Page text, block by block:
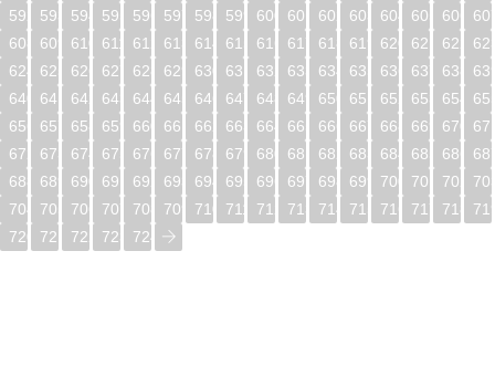
592
593 594 595 596 597 598 599 600 601 602 603 604 605 606
608
609 610 611 612 613 614 615 616 617 618 619 620 621 622
624
625 626 627 628 629 630 631 632 633 634 635 636 637 638
640
641 642 643 644 645 646 647 648 649 650 651 652 653 654
656
657 658 659 660 661 662 663 664 665 666 667 668 669 670
672
673 674 675 676 677 678 679 680 681 682 683 684 685 686
688
689 690 691 692 693 694 695 696 697 698 699 700 701 702
704
705 706 707 708 709 710 711 712 713 714 715 716 717 718
720
721 722 723 724